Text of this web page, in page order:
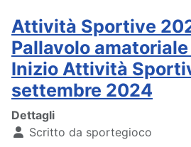
Attività Sportive
Pallavolo
Inizio Attività
settembre 2024
Dettagli
Scritto da sportegioco